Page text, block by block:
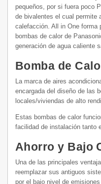
pequeños, por si fuera poco
de bivalentes el cual permite
calefacción. All in One forma
bombas de calor de
generación de agua caliente
Bomba de
La marca de aires
encargada del diseño de las
locales/viviendas de alto
Estas bombas de calor
facilidad de instalación tanto
Ahorro y Bajo
Una de las principales
reemplazar sus antiguos
por el bajo nivel de